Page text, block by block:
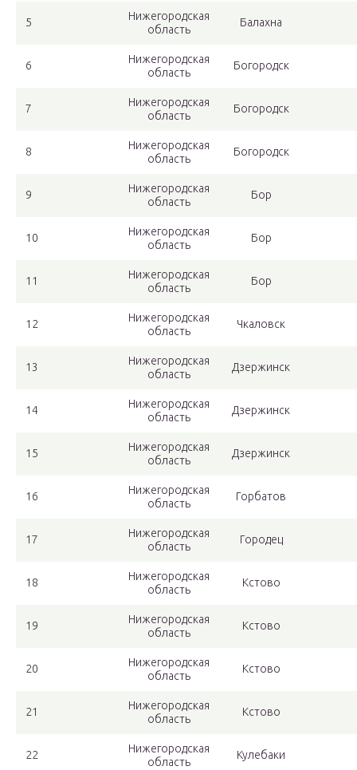
5
Нижегородская
область
Балахна
6
Нижегородская
область
Богородск
7
Нижегородская
область
Богородск
8
Нижегородская
область
Богородск
9
Нижегородская
область
Бор
10
Нижегородская
область
Бор
11
Нижегородская
область
Бор
12
Нижегородская
область
Чкаловск
13
Нижегородская
область
Дзержинск
14
Нижегородская
область
Дзержинск
15
Нижегородская
область
Дзержинск
16
Нижегородская
область
Горбатов
17
Нижегородская
область
Городец
18
Нижегородская
область
Кстово
19
Нижегородская
область
Кстово
20
Нижегородская
область
Кстово
21
Нижегородская
область
Кстово
22
Нижегородская
область
Кулебаки